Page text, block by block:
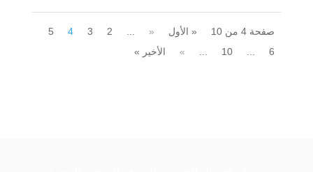
صفحة 4 من 10 « الأول «
2
3
4
5
6
10
» الأخير »